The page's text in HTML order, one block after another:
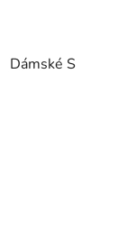
Dámské S